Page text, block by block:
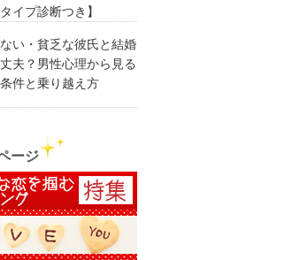
タイプ診断つき】
い・貧乏な彼氏と結婚
夫？男性心理から見る
件と乗り越え方
ージ